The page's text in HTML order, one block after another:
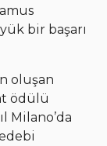
bir başarı
oluşan
ödülü
Milano’da